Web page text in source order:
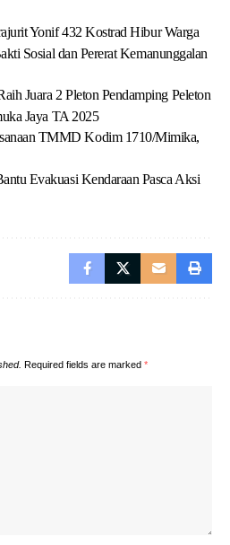
Yonif 432 Kostrad Hibur Warga
Sosial dan Pererat Kemanunggalan
Juara 2 Pleton Pendamping Peleton
Jaya TA 2025
TMMD Kodim 1710/Mimika,
Evakuasi Kendaraan Pasca Aksi
Required fields are marked *